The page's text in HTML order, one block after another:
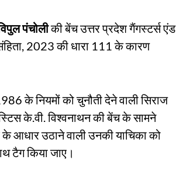
पंचोलीकी बेंच उत्तर प्रदेश गैंगस्टर्स एंड
2023 की धारा 111 के कारण
के नियमों को चुनौती देने वाली सिराज
के.वी. विश्वनाथन की बेंच के सामने
आधार उठाने वाली उनकी याचिका को
टैग किया जाए।